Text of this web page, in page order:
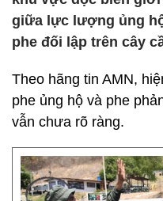
giữa lực lượng ủng
phe đối lập trên cây
Theo hãng tin AMN,
phe ủng hộ và phe
vẫn chưa rõ ràng.